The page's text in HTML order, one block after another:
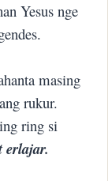
Yesus nge
masing
rukur.
ring si
erlajar.